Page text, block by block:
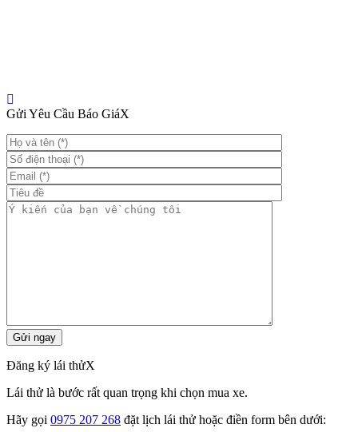
Gửi Yêu Cầu Báo GiáX
Đăng ký lái thửX
Lái thử là bước rất quan trọng khi chọn mua xe.
Hãy gọi 0975 207 268 đặt lịch lái thử hoặc điền form bên dưới: